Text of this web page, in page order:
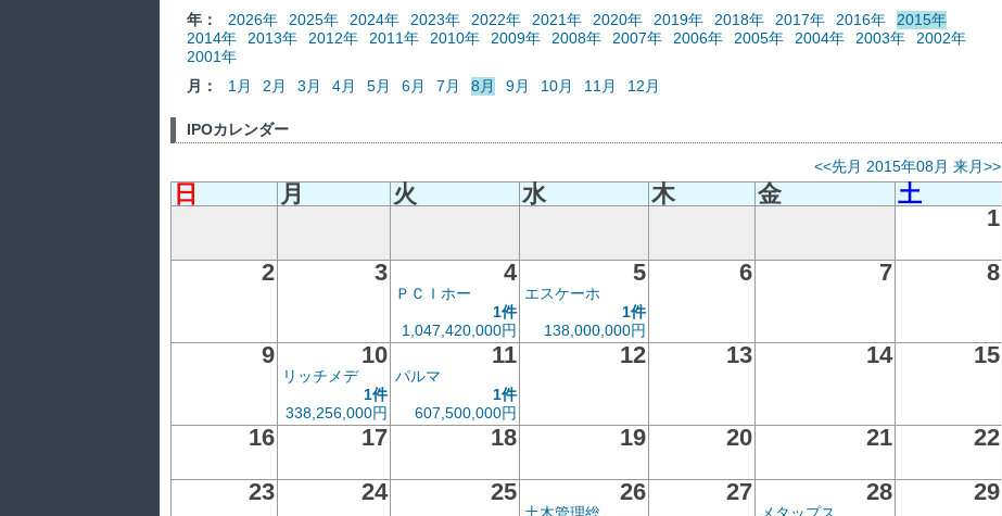
年： 2026年 2025年 2024年 2023年 2022年 2021年 2020年 2019年 2018年 2017年 2016年
2015年
2014年
2013年 2012年 2011年 2010年 2009年 2008年 2007年 2006年 2005年 2004年 2003年
2002年
2001年
月：
1月 2月 3月 4月 5月 6月 7月 8月 9月 10月 11月 12月
IPOカレンダー
<<先月 2015年08月 来月>>
日 月 火 水 木 金
土
1
2
3 4
ＰＣＩホー
1件
1,047,420,000円
5
エスケーホ
1件
138,000,000円
6 7 8
9 10
リッチメデ
1件
338,256,000円
11
パルマ
1件
607,500,000円
12 13 14 15
16 17 18 19 20 21
22
23
24 25 26 27 28 29